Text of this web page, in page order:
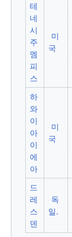
테
네
시
주
멤
피
스
미
국
하
와
이
아
이
에
아
미
국
드
레
스
덴
독
일.